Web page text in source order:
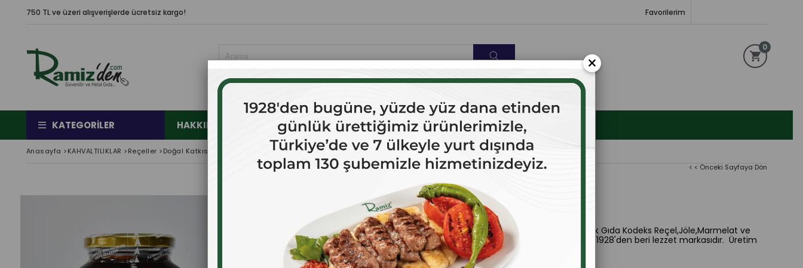
750 TL ve üzeri alışverişlerde ücretsiz kargo! Favorilerim
0
KATEGORILER HAKKIMIZDA ÇOK SATANLAR İLETİŞİM
Anasayfa >KAHVALTILIKLAR >Reçeller >Doğal Katkısız Yeşil İncir Reçeli 380 gr.
< < Önceki Sayfaya Dön
Doğal Katkısız Yeşil İncir Reçeli 380 gr.
Doğal Katkısız Yeşil İncir Reçeli 380 gr. İçindekiler:Yeşil incir,şeker,limon suyu. Türk Gıda Kodeks Reçel,Jöle,Marmelat ve
Tatlandırılmış Kestane Püresi Tebliği'ne uygun olarak üretilmiştir. Ramiz ürünleri 1928'den beri lezzet markasıdır. Üretim
tesislerimiz TC.TARIM VE ORMAN BAKANLIĞI onaylıdır.
×